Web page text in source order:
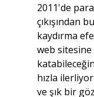
2011'de
çıkışından
kaydırma
web
hızla
ve şık bir